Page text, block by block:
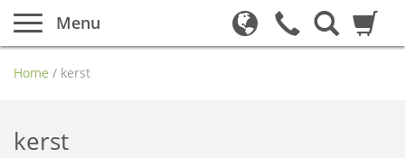
Menu
Home / kerst
kerst